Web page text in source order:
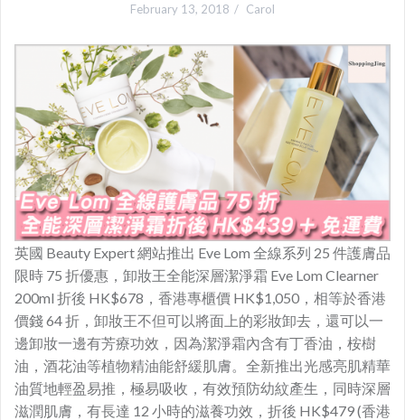
February 13, 2018 Carol
英國 Beauty Expert 網站推出 Eve Lom 全線系列 25 件護膚品
限時 75 折優惠，卸妝王全能深層潔淨霜 Eve Lom Clearner
200ml 折後 HK$678，香港專櫃價 HK$1,050，相等於香港
價錢 64 折，卸妝王不但可以將面上的彩妝卸去，還可以一
邊卸妝一邊有芳療功效，因為潔淨霜內含有丁香油，桉樹
油，酒花油等植物精油能舒緩肌膚。全新推出光感亮肌精華
油質地輕盈易推，極易吸收，有效預防幼紋產生，同時深層
滋潤肌膚，有長達 12 小時的滋養功效，折後 HK$479 (香港